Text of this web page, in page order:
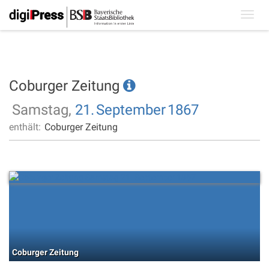
Coburger Zeitung
Samstag, 21.September1867
enthält: Coburger Zeitung
Coburger Zeitung